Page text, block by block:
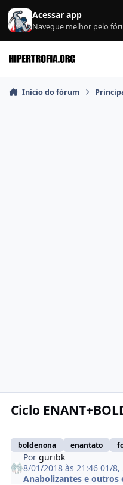
Ir para conteúdo
Acessar app
Navegue melhor pelo
Início do fórum
Ciclo
boldenona enantato
Porguribk
8/01/2018 às 21:4601/8,
Anabolizantes e outros